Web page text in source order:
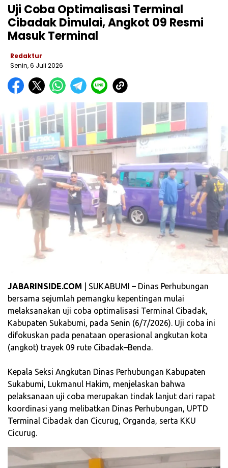
‎Uji Coba Optimalisasi Terminal
Cibadak Dimulai, Angkot 09 Resmi
Masuk Terminal‎
Redaktur
Senin, 6 Juli 2026
JABARINSIDE.COM | SUKABUMI – Dinas Perhubungan
bersama sejumlah pemangku kepentingan mulai
melaksanakan uji coba optimalisasi Terminal Cibadak,
Kabupaten Sukabumi, pada Senin (6/7/2026). Uji coba ini
difokuskan pada penataan operasional angkutan kota
(angkot) trayek 09 rute Cibadak–Benda.
‎Kepala Seksi Angkutan Dinas Perhubungan Kabupaten
Sukabumi, Lukmanul Hakim, menjelaskan bahwa
pelaksanaan uji coba merupakan tindak lanjut dari rapat
koordinasi yang melibatkan Dinas Perhubungan, UPTD
Terminal Cibadak dan Cicurug, Organda, serta KKU
Cicurug.